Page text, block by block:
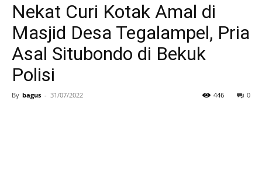
Nekat Curi Kotak Amal di
Masjid Desa Tegalampel, Pria
Asal Situbondo di Bekuk
Polisi
By bagus - 31/07/2022 0
446